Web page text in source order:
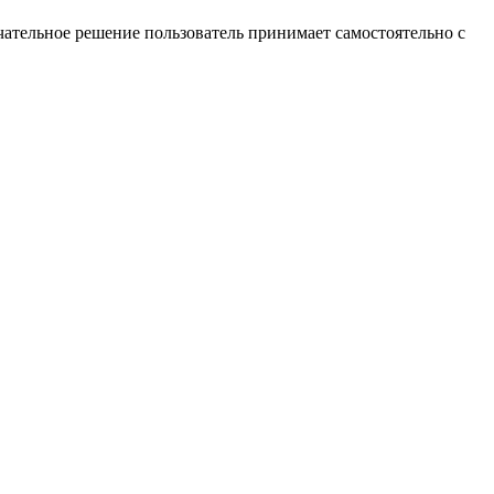
решение пользователь принимает самостоятельно с